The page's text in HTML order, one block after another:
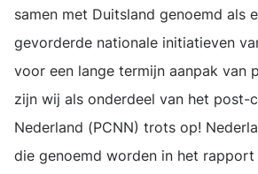
samen met Duitsland genoemd als
gevorderde nationale initiatieven
voor een lange termijn aanpak van
zijn wij als onderdeel van het post-
Nederland (PCNN) trots op!
die genoemd worden in het rapport